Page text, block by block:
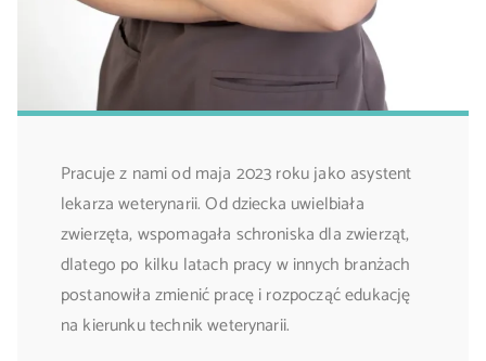
Pracuje z nami od maja 2023 roku jako asystent
lekarza weterynarii. Od dziecka uwielbiała
zwierzęta, wspomagała schroniska dla zwierząt,
dlatego po kilku latach pracy w innych branżach
postanowiła zmienić pracę i rozpocząć edukację
na kierunku technik weterynarii.